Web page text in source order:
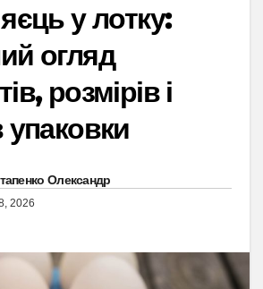
у лотку:
огляд
розмірів і
упаковки
Олександр
2026